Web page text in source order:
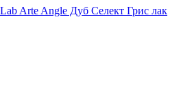
Arte Angle Дуб Селект Грис лак